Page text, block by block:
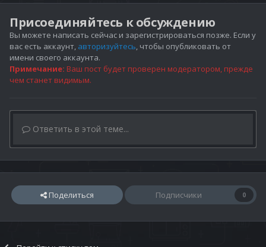
Присоединяйтесь к обсуждению
Вы можете написать сейчас и зарегистрироваться позже. Если у
вас есть аккаунт, авторизуйтесь, чтобы опубликовать от
имени своего аккаунта.
Примечание: Ваш пост будет проверен модератором, прежде
чем станет видимым.
Ответить в этой теме...
Поделиться Подписчики 0